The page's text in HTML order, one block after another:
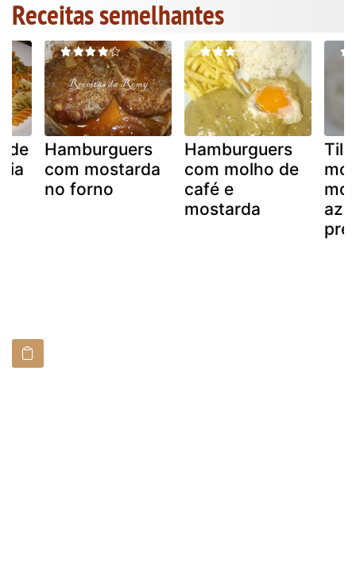
Receitas semelhantes
de
Hamburguers
com mostarda
no forno
Hamburguers
com molho de
café e
mostarda